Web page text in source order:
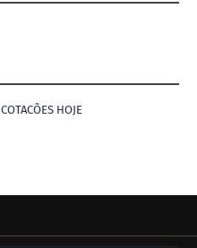
COTACÕES HOJE